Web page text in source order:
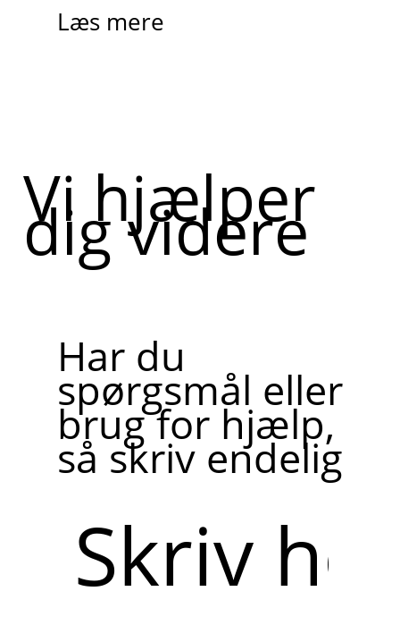
Læs mere
Vi hjælper
dig videre
Har du
spørgsmål eller
brug for hjælp,
så skriv endelig
her